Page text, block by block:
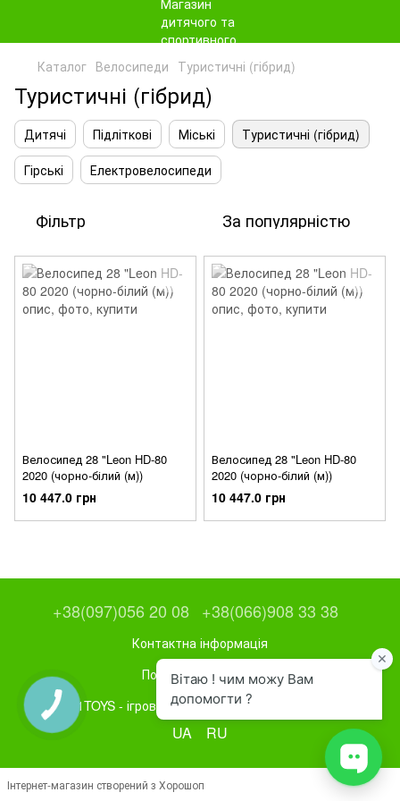
Каталог Велосипеди Туристичні (гібрид)
Туристичні (гібрид)
Дитячі Підліткові Міські
Туристичні (гібрид)
Гірські
Електровелосипеди
Фільтр За популярністю
Велосипед 28 "Leon HD-80
2020 (чорно-білий (м))
10 447.0 грн
Велосипед 28 "Leon HD-80
2020 (чорно-білий (м))
10 447.0 грн
+38(097)056 20 08 +38(066)908 33 38
Контактна інформація
Повна версія сайту
1TOYS - ігрове та спортивне обладнання
UA RU
Інтернет-магазин створений з Хорошоп